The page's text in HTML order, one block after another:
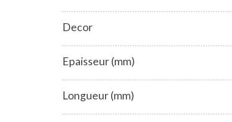
Decor
Epaisseur (mm)
Longueur (mm)